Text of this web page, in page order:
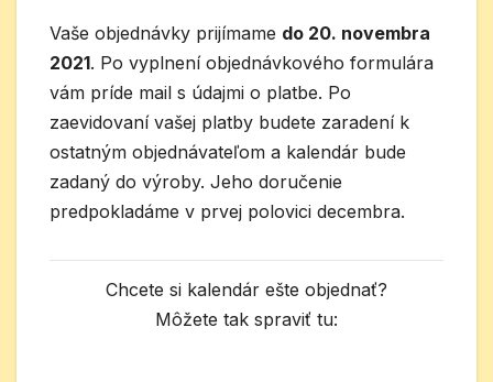
Vaše objednávky prijímame do 20. novembra
2021. Po vyplnení objednávkového formulára
vám príde mail s údajmi o platbe. Po
zaevidovaní vašej platby budete zaradení k
ostatným objednávateľom a kalendár bude
zadaný do výroby. Jeho doručenie
predpokladáme v prvej polovici decembra.
Chcete si kalendár ešte objednať?
Môžete tak spraviť tu: